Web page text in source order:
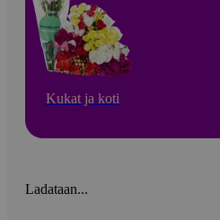
Kukat ja koti
Ladataan...